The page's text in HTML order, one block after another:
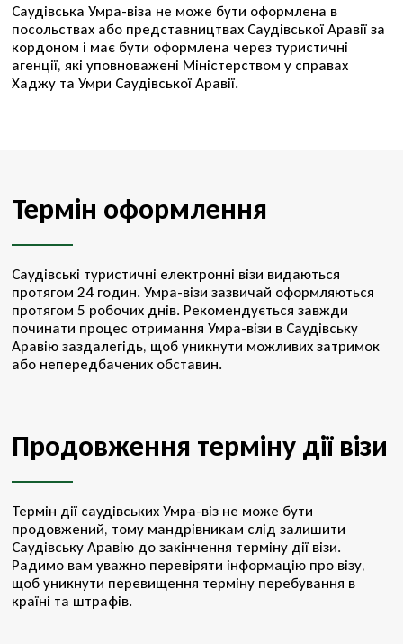
Саудівська Умра-віза не може бути оформлена в
посольствах або представництвах Саудівської Аравії за
кордоном і має бути оформлена через туристичні
агенції, які уповноважені Міністерством у справах
Хаджу та Умри Саудівської Аравії.
Термін оформлення
Саудівські туристичні електронні візи видаються
протягом 24 годин. Умра-візи зазвичай оформляються
протягом 5 робочих днів. Рекомендується завжди
починати процес отримання Умра-візи в Саудівську
Аравію заздалегідь, щоб уникнути можливих затримок
або непередбачених обставин.
Продовження терміну дії візи
Термін дії саудівських Умра-віз не може бути
продовжений, тому мандрівникам слід залишити
Саудівську Аравію до закінчення терміну дії візи.
Радимо вам уважно перевіряти інформацію про візу,
щоб уникнути перевищення терміну перебування в
країні та штрафів.